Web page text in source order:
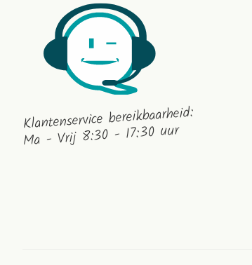
Oct
2017
Klantenservice bereikbaarheid:
Ma - Vrij 8:30 - 17:30 uur